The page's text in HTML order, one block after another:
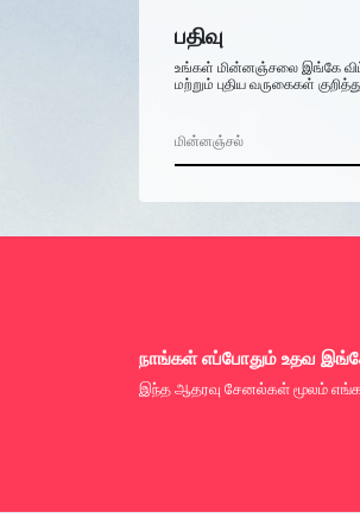
பதிவு
உங்கள் மின்னஞ்சலை இங்கே
மற்றும் புதிய வருகைகள்
நாங்கள் எப்போதும் உதவ
இந்த ஆதரவு சேனல்கள் மூலம்